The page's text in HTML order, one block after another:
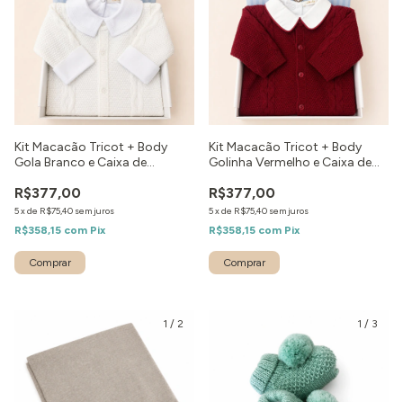
Kit Macacão Tricot + Body
Gola Branco e Caixa de
R$377,00
5xde R$75,40 sem juros
R$358,15 com Pix
Comprar
Kit Macacão Tricot + Body
Golinha Vermelho e Caixa de
R$377,00
5xde R$75,40 sem juros
R$358,15 com Pix
Comprar
1 / 2 1 / 3